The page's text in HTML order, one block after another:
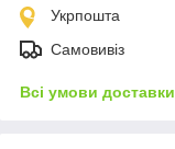
Укрпошта
Самовивіз
Всі умови доставки